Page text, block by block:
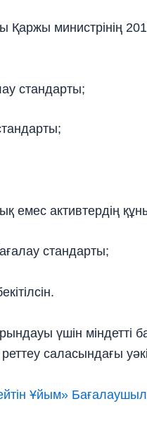
министрінің
стандарты;
активтердiң
стандарты;
үшін
саласындағы
Ұйым»